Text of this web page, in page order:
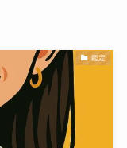
鑑定